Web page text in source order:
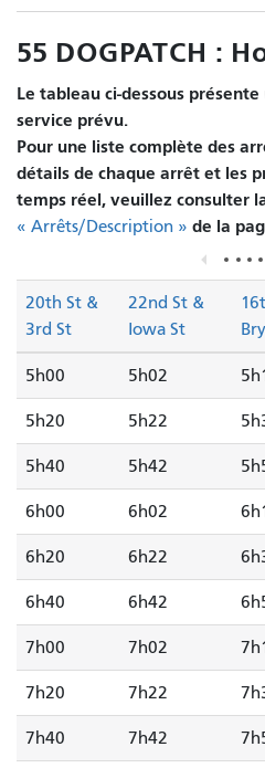
55 DOGPATCH :
Le tableau ci-dessous
service prévu.
Pour une liste complète des
détails de chaque arrêt et les
temps réel, veuillez consulter
« Arrêts/Description » de la
20th St &
3rd St
22nd St &
Iowa St
5h00 5h02
5h20 5h22
5h40 5h42
6h00 6h02
6h20 6h22
6h40 6h42
7h00 7h02
7h20 7h22
7h40 7h42